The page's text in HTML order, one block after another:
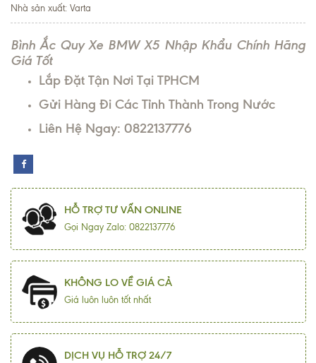
Nhà sản xuất: Varta
Bình Ắc Quy Xe BMW X5 Nhập Khẩu Chính Hãng
Giá Tốt
Lắp Đặt Tận Nơi Tại TPHCM
Gửi Hàng Đi Các Tỉnh Thành Trong Nước
Liên Hệ Ngay: 0822137776
HỖ TRỢ TƯ VẤN ONLINE
Gọi Ngay Zalo: 0822137776
KHÔNG LO VỀ GIÁ CẢ
Giá luôn luôn tốt nhất
DỊCH VỤ HỖ TRỢ 24/7